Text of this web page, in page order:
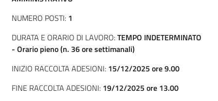
NUMERO POSTI: 1
DURATA E ORARIO DI LAVORO:TEMPO INDETERMINATO
- Orario pieno (n. 36 ore settimanali)
INIZIO RACCOLTA ADESIONI: 15/12/2025 ore 9.00
FINE RACCOLTA ADESIONI: 19/12/2025 ore 13.00